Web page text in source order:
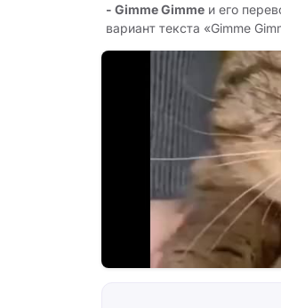
- Gimme Gimme и его
вариант текста «Gimme